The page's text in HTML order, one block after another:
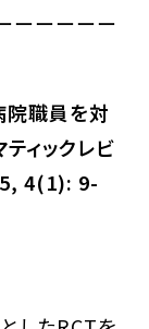
ーーーーー
院職員を対
ィックレビ
4(1): 9-